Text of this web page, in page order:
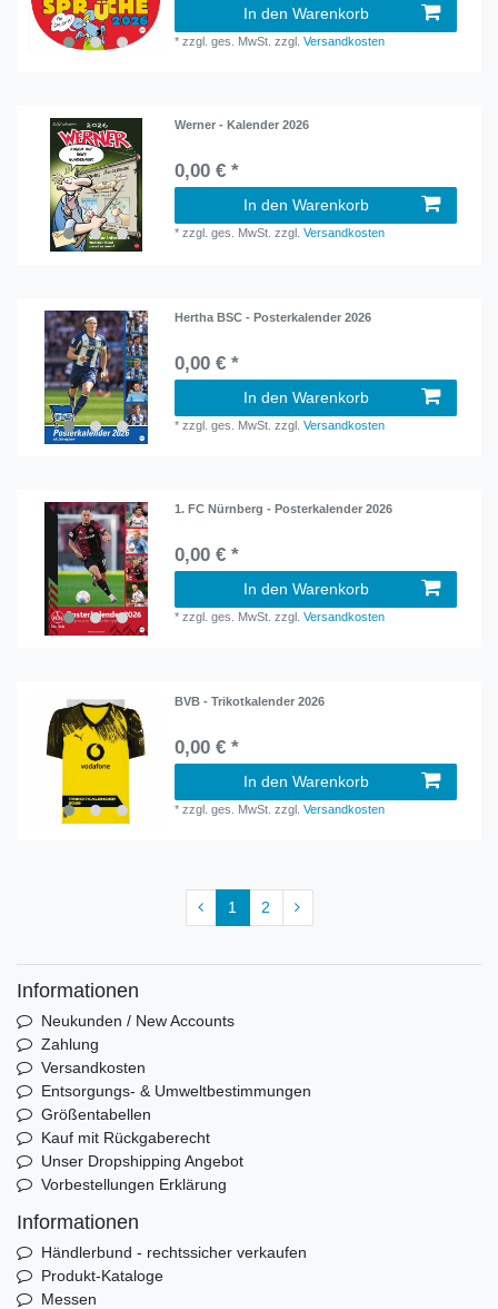
In den Warenkorb
*zzgl. ges. MwSt. zzgl.Versandkosten
Werner - Kalender 2026
0,00 € *
In den Warenkorb
*zzgl. ges. MwSt. zzgl.Versandkosten
Hertha BSC - Posterkalender 2026
0,00 € *
In den Warenkorb
*zzgl. ges. MwSt. zzgl.Versandkosten
1. FC Nürnberg - Posterkalender 2026
0,00 € *
In den Warenkorb
*zzgl. ges. MwSt. zzgl.Versandkosten
BVB - Trikotkalender 2026
0,00 € *
In den Warenkorb
*zzgl. ges. MwSt. zzgl.Versandkosten
1 2
Informationen
Neukunden / New Accounts
Zahlung
Versandkosten
Entsorgungs- & Umweltbestimmungen
Größentabellen
Kauf mit Rückgaberecht
Unser Dropshipping Angebot
Vorbestellungen Erklärung
Informationen
Händlerbund - rechtssicher verkaufen
Produkt-Kataloge
Messen